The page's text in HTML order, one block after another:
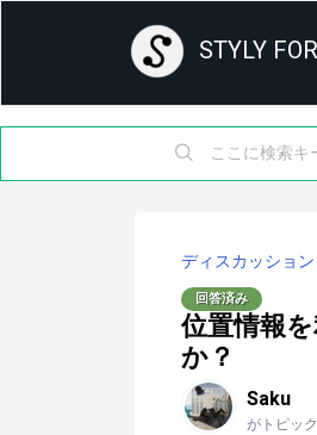
STYLY
ディスカッション
回答済み
位置情報
か？
Saku
がトピッ